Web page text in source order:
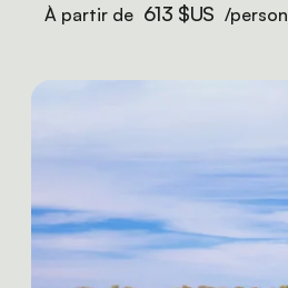
À partir de 613 $US /